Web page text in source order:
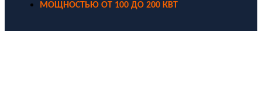
МОЩНОСТЬЮ ОТ 100 ДО 200 КВТ